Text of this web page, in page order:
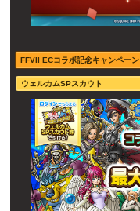
FFVII ECコラボ記念キャンペーン
ウェルカムSPスカウト